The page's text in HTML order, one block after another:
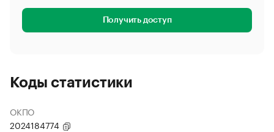
Получить доступ
Коды статистики
ОКПО
2024184774